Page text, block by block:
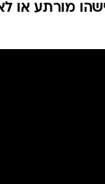
מורתע או